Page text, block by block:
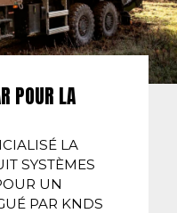
POUR LA
LA
SYSTÈMES
UN
PAR KNDS